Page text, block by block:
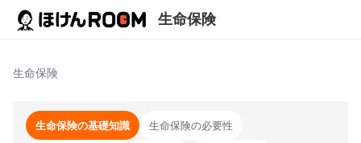
生命保険
生命保険
生命保険の基礎知識 生命保険の必要性